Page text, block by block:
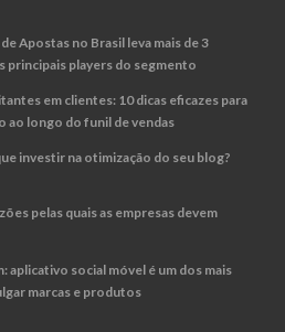
Apostas no Brasil leva mais de 3
principais players do segmento
em clientes: 10 dicas eficazes para
ao longo do funil de vendas
investir na otimização do seu blog?
pelas quais as empresas devem
aplicativo social móvel é um dos mais
marcas e produtos